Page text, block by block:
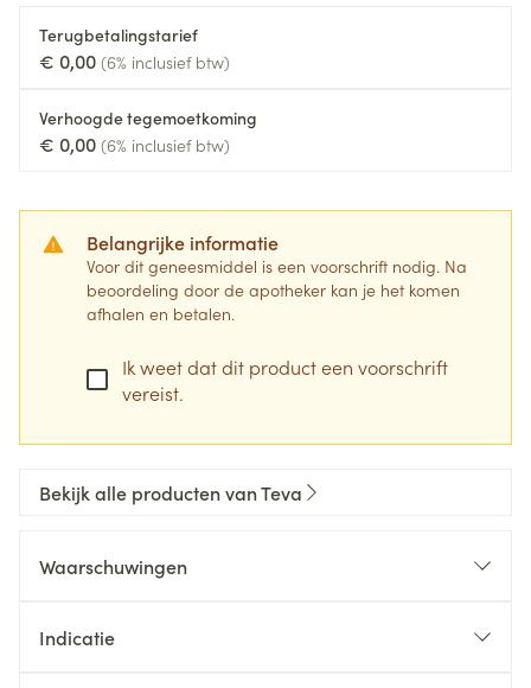
Terugbetalingstarief
€ 0,00 (6% inclusief btw)
Verhoogde tegemoetkoming
€ 0,00 (6% inclusief btw)
Belangrijke informatie
Voor dit geneesmiddel is een voorschrift nodig. Na
beoordeling door de apotheker kan je het komen
afhalen en betalen.
Ik weet dat dit product een voorschrift
vereist.
Bekijk alle producten van Teva
Waarschuwingen
Indicatie